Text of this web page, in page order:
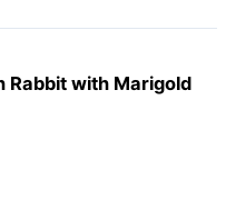
Rabbit with Marigold